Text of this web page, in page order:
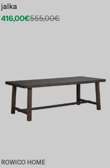
jalka
Etuhinta
416,00€
Normaalihinta
555,00€
ROWICO HOME